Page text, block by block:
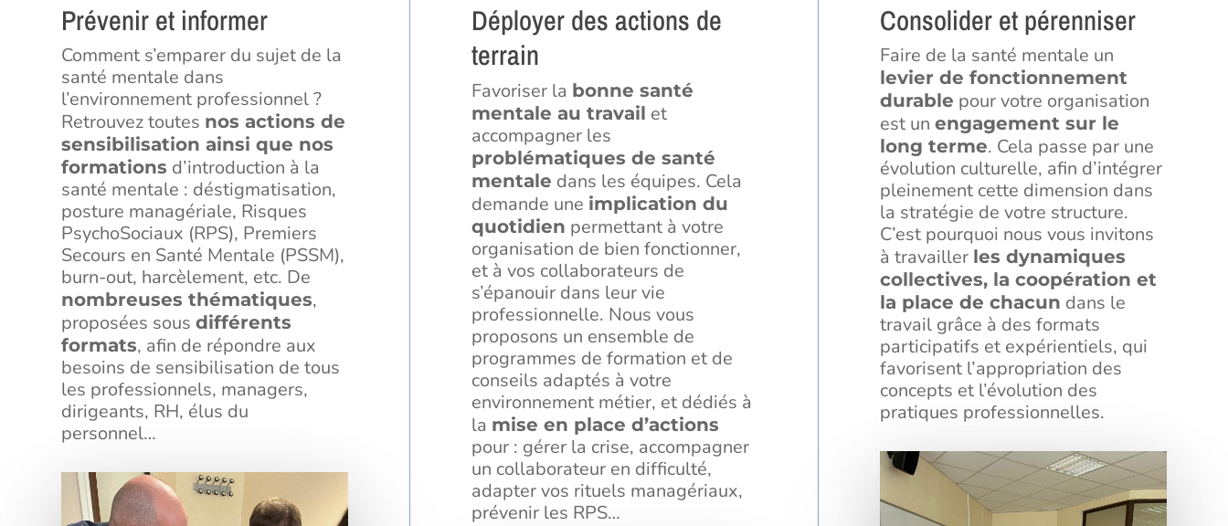
Prévenir et informer
Comment s’emparer du sujet de la
santé mentale dans
l’environnement professionnel ?
Retrouvez toutes nos actions de
sensibilisation ainsi que nos
formations d’introduction à la
santé mentale : déstigmatisation,
posture managériale, Risques
PsychoSociaux (RPS), Premiers
Secours en Santé Mentale (PSSM),
burn-out, harcèlement, etc. De
nombreuses thématiques,
proposées sousdifférents
formats, afin de répondre aux
besoins de sensibilisation de tous
les professionnels, managers,
dirigeants, RH, élus du
personnel…
Déployer des actions de
terrain
Favoriser la bonne santé
mentale au travail et
accompagner les
problématiques de santé
mentale dans les équipes. Cela
demande une implication du
quotidien permettant à votre
organisation de bien fonctionner,
et à vos collaborateurs de
s’épanouir dans leur vie
professionnelle. Nous vous
proposons un ensemble de
programmes de formation et de
conseils adaptés à votre
environnement métier, et dédiés à
la mise en place d’actions
pour : gérer la crise, accompagner
un collaborateur en difficulté,
adapter vos rituels managériaux,
prévenir les RPS…
Consolider et pérenniser
Faire de la santé mentale un
levier de fonctionnement
durable pour votre organisation
est unengagement sur le
long terme. Cela passe par une
évolution culturelle, afin d’intégrer
pleinement cette dimension dans
la stratégie de votre structure.
C’est pourquoi nous vous invitons
à travailler les dynamiques
collectives, la coopération et
la place de chacun dans le
travail grâce à des formats
participatifs et expérientiels, qui
favorisent l’appropriation des
concepts et l’évolution des
pratiques professionnelles.